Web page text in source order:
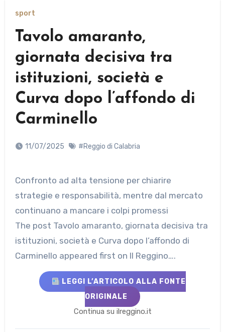
sport
Tavolo amaranto,
giornata decisiva tra
istituzioni, società e
Curva dopo l’affondo di
Carminello
11/07/2025 #Reggio di Calabria
Confronto ad alta tensione per chiarire
strategie e responsabilità, mentre dal mercato
continuano a mancare i colpi promessi
The post Tavolo amaranto, giornata decisiva tra
istituzioni, società e Curva dopo l’affondo di
Carminello appeared first on Il Reggino….
LEGGI L’ARTICOLO ALLA FONTE
ORIGINALE
Continua su ilreggino.it